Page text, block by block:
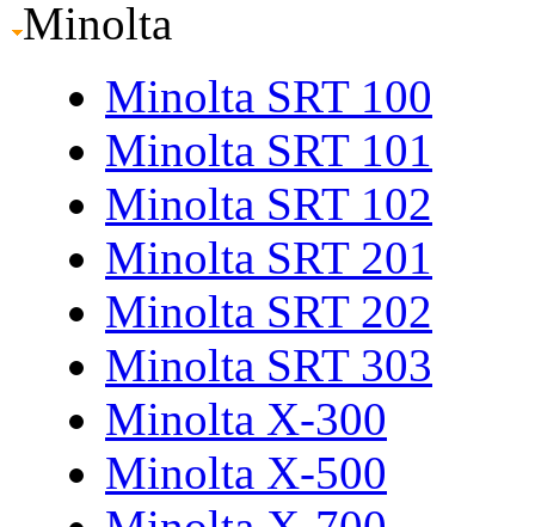
Minolta
Minolta SRT 100
Minolta SRT 101
Minolta SRT 102
Minolta SRT 201
Minolta SRT 202
Minolta SRT 303
Minolta X-300
Minolta X-500